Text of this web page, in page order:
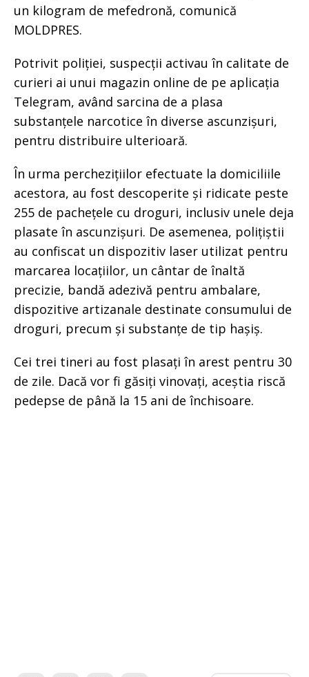
un kilogram de mefedronă, comunică
MOLDPRES.
Potrivit poliției, suspecții activau în calitate de
curieri ai unui magazin online de pe aplicația
Telegram, având sarcina de a plasa
substanțele narcotice în diverse ascunzișuri,
pentru distribuire ulterioară.
În urma perchezițiilor efectuate la domiciliile
acestora, au fost descoperite și ridicate peste
255 de pachețele cu droguri, inclusiv unele deja
plasate în ascunzișuri. De asemenea, polițiștii
au confiscat un dispozitiv laser utilizat pentru
marcarea locațiilor, un cântar de înaltă
precizie, bandă adezivă pentru ambalare,
dispozitive artizanale destinate consumului de
droguri, precum și substanțe de tip hașiș.
Cei trei tineri au fost plasați în arest pentru 30
de zile. Dacă vor fi găsiți vinovați, aceștia riscă
pedepse de până la 15 ani de închisoare.